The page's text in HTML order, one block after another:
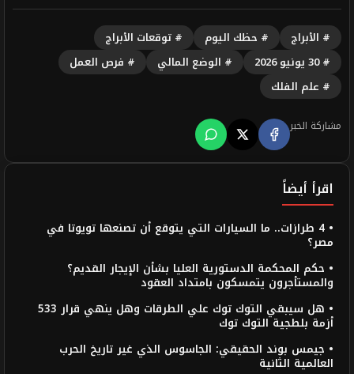
# الأبراج # حظك اليوم
# توقعات الأبراج
# 30 يونيو 2026
# الوضع المالي
# فرص العمل
# علم الفلك
مشاركة الخبر
اقرأ أيضاً
• 4 طرازات.. ما السيارات التي يتوقع أن تصنعها تويوتا في
مصر؟
• حكم المحكمة الدستورية العليا بشأن الإيجار القديم؟
والمستأجرون يتمسكون بامتداد العقود
• هل سيبقي التوك توك علي الطرقات وهل ينهي قرار 533
أزمة بلطجية التوك توك
• جيمس بوند الحقيقي: الجاسوس الذي غير تاريخ الحرب
العالمية الثانية